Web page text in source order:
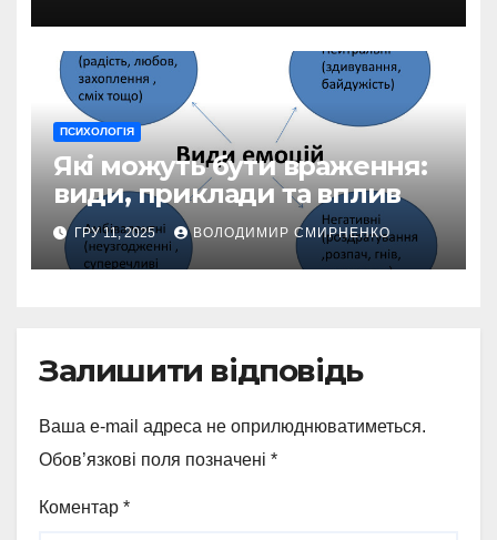
ПСИХОЛОГІЯ
Які можуть бути враження:
види, приклади та вплив
ГРУ 11, 2025 ВОЛОДИМИР СМИРНЕНКО
Залишити відповідь
Ваша e-mail адреса не оприлюднюватиметься.
Обов’язкові поля позначені *
Коментар *